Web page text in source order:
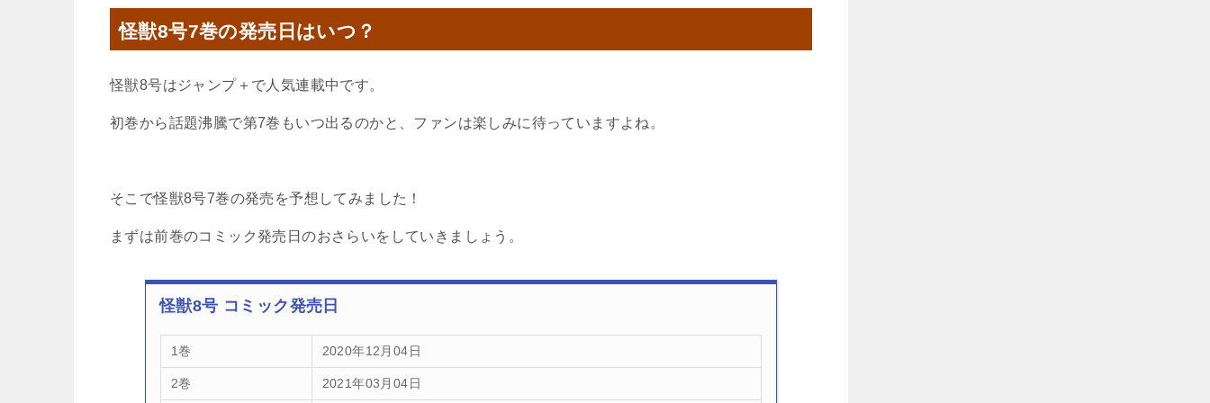
怪獣8号7巻の発売日はいつ？
怪獣8号はジャンプ＋で人気連載中です。
初巻から話題沸騰で第7巻もいつ出るのかと、ファンは楽しみに待っていますよね。
そこで怪獣8号7巻の発売を予想してみました！
まずは前巻のコミック発売日のおさらいをしていきましょう。
怪獣8号 コミック発売日
1巻 2020年12月04日
2巻 2021年03月04日